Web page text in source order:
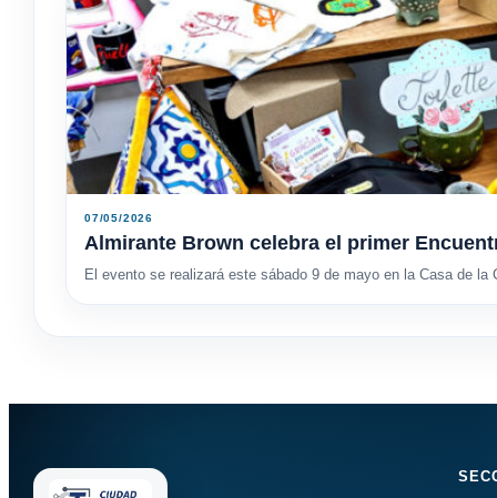
07/05/2026
Almirante Brown celebra el primer
El evento se realizará este sábado 9 de mayo en la Casa de la